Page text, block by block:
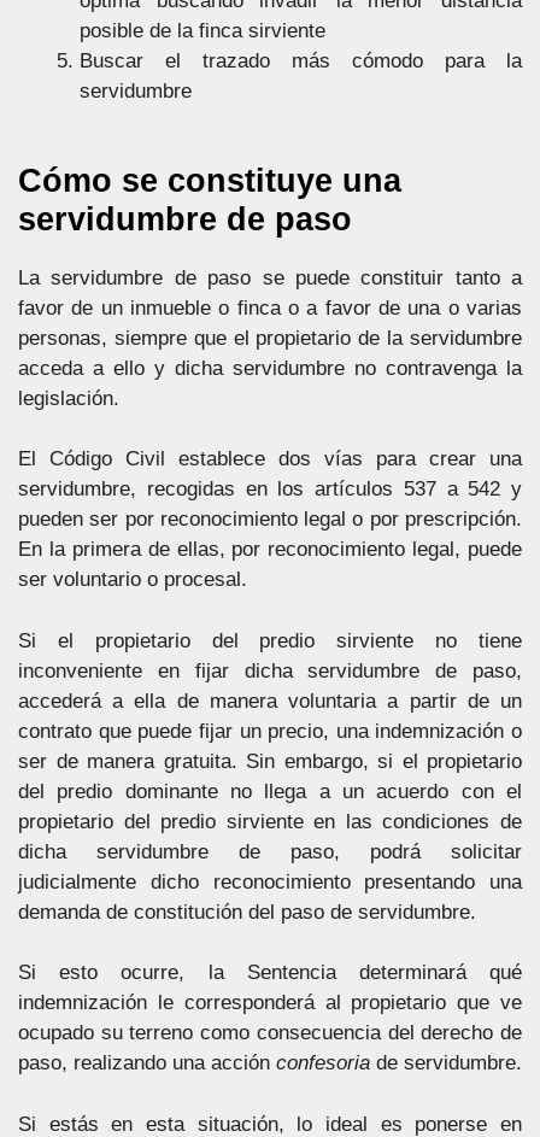
posible de la finca sirviente
Buscar el trazado más cómodo para la
servidumbre
Cómo se constituye una
servidumbre de paso
La servidumbre de paso se puede constituir tanto a
favor de un inmueble o finca o a favor de una o varias
personas, siempre que el propietario de la servidumbre
acceda a ello y dicha servidumbre no contravenga la
legislación.
El Código Civil establece dos vías para crear una
servidumbre, recogidas en los artículos 537 a 542 y
pueden ser por reconocimiento legal o por prescripción.
En la primera de ellas, por reconocimiento legal, puede
ser voluntario o procesal.
Si el propietario del predio sirviente no tiene
inconveniente en fijar dicha servidumbre de paso,
accederá a ella de manera voluntaria a partir de un
contrato que puede fijar un precio, una indemnización o
ser de manera gratuita. Sin embargo, si el propietario
del predio dominante no llega a un acuerdo con el
propietario del predio sirviente en las condiciones de
dicha servidumbre de paso, podrá solicitar
judicialmente dicho reconocimiento presentando una
demanda de constitución del paso de servidumbre.
Si esto ocurre, la Sentencia determinará qué
indemnización le corresponderá al propietario que ve
ocupado su terreno como consecuencia del derecho de
paso, realizando una acción confesoria de servidumbre.
Si estás en esta situación, lo ideal es ponerse en